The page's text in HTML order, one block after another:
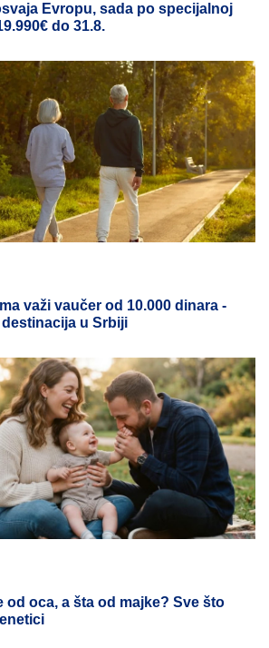
Evropu, sada po specijalnoj
do 31.8.
važi vaučer od 10.000 dinara -
u Srbiji
od oca, a šta od majke? Sve što